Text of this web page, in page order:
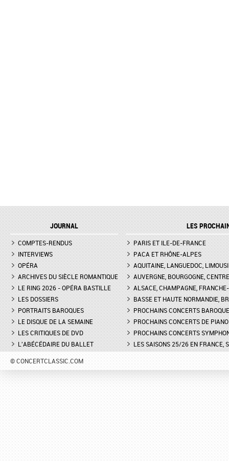
JOURNAL
COMPTES-RENDUS
INTERVIEWS
OPÉRA
ARCHIVES DU SIÈCLE ROMANTIQUE
LE RING 2026 - OPÉRA BASTILLE
LES DOSSIERS
PORTRAITS BAROQUES
LE DISQUE DE LA SEMAINE
LES CRITIQUES DE DVD
L'ABÉCÉDAIRE DU BALLET
LES
PARIS ET ILE-DE-FRANCE
PACA ET RHÔNE-ALPES
AQUITAINE, LANGUEDOC,
AUVERGNE, BOURGOGNE, CENTRE
ALSACE, CHAMPAGNE,
BASSE ET HAUTE NORMANDIE,
PROCHAINS CONCERTS
PROCHAINS CONCERTS DE PIANO
PROCHAINS CONCERTS
LES SAISONS 25/26 EN FRANCE,
© CONCERTCLASSIC.COM